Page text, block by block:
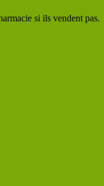
si ils vendent pas.